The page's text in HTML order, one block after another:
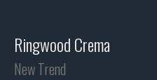
Ringwood Crema
New Trend